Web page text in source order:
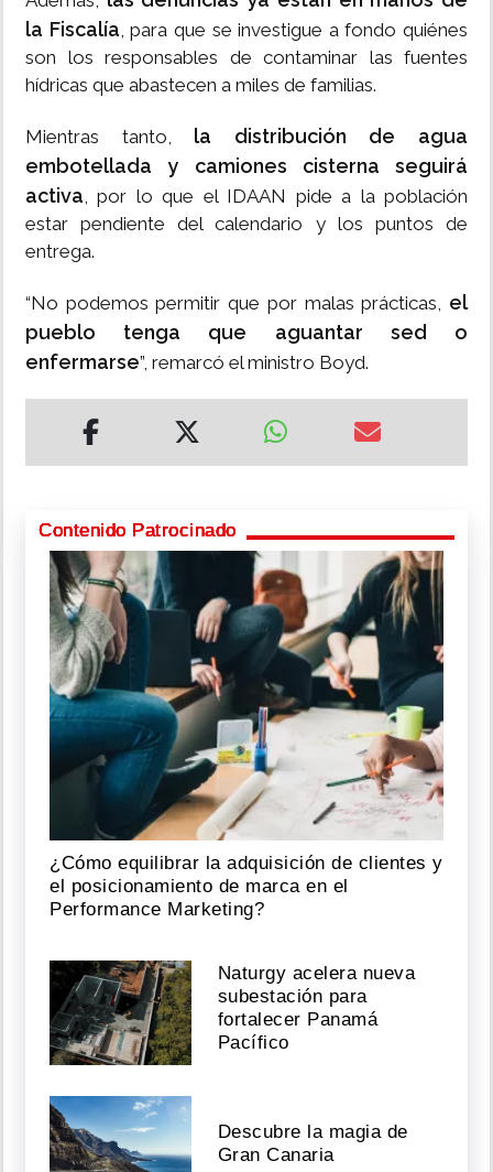
la Fiscalía, para que se investigue a fondo quiénes
son los responsables de contaminar las fuentes
hídricas que abastecen a miles de familias.
Mientras tanto, la distribución de agua
embotellada y camiones cisterna seguirá
activa, por lo que el IDAAN pide a la población
estar pendiente del calendario y los puntos de
entrega.
“No podemos permitir que por malas prácticas, el
pueblo tenga que aguantar sed o
enfermarse”, remarcó el ministro Boyd.
Contenido Patrocinado
¿Cómo equilibrar la adquisición de clientes y
el posicionamiento de marca en el
Performance Marketing?
Naturgy acelera nueva
subestación para
fortalecer Panamá
Pacífico
Descubre la magia de
Gran Canaria